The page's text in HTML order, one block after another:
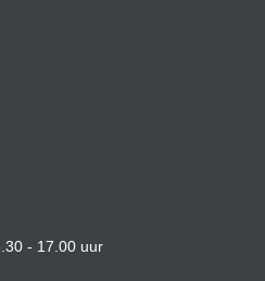
- 17.00 uur